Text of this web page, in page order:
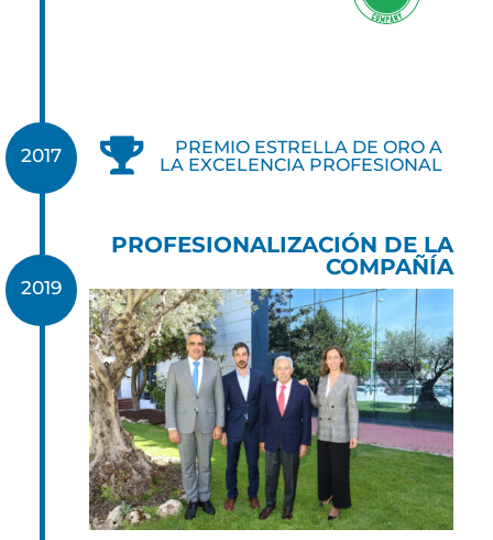
2017 
PREMIO ESTRELLA DE ORO A
LA EXCELENCIA PROFESIONAL
PROFESIONALIZACIÓN DE LA
COMPAÑÍA
2019